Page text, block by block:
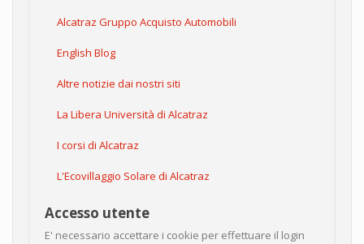
Alcatraz Gruppo Acquisto Automobili
English Blog
Altre notizie dai nostri siti
La Libera Università di Alcatraz
I corsi di Alcatraz
L'Ecovillaggio Solare di Alcatraz
Accesso utente
E' necessario accettare i cookie per effettuare il login